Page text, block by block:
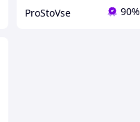
ProStoVse 90%